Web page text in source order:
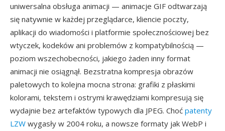
uniwersalna obsługa animacji — animacje GIF odtwarzają
się natywnie w każdej przeglądarce, kliencie poczty,
aplikacji do wiadomości i platformie społecznościowej bez
wtyczek, kodeków ani problemów z kompatybilnością —
poziom wszechobecności, jakiego żaden inny format
animacji nie osiągnął. Bezstratna kompresja obrazów
paletowych to kolejna mocna strona: grafiki z płaskimi
kolorami, tekstem i ostrymi krawędziami kompresują się
wydajnie bez artefaktów typowych dla JPEG. Choć patenty
LZW wygasły w 2004 roku, a nowsze formaty jak WebP i